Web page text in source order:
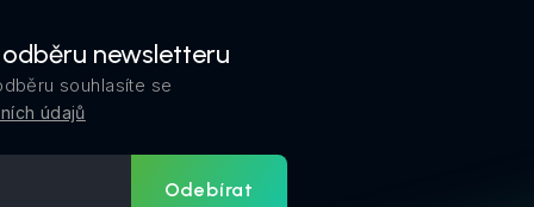
odběru newsletteru
souhlasíte se
údajů
Odebírat